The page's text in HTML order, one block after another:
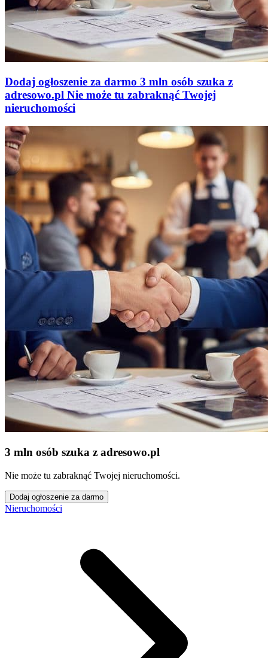
Dodaj ogłoszenie za darmo 3 mln osób szuka z
adresowo.pl Nie może tu zabraknąć Twojej
nieruchomości
3 mln osób szuka z adresowo.pl
Nie może tu zabraknąć Twojej nieruchomości.
Dodaj ogłoszenie za darmo
Nieruchomości